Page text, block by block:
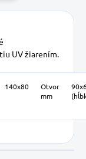
UV žiarením.
140x80
Otvor
mm